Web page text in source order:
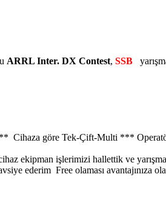
ARRL Inter. DX Contest, SSB
Cihaza göre Tek-Çift-Multi ***
ekipman işlerimizi hallettik ve
ederim Free olaması